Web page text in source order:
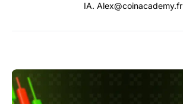
IA. Alex@coinacademy.fr